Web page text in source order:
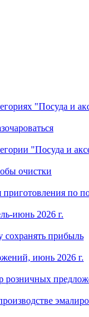
"Посуда и
"Посуда и
очистки
по
июнь 2026 г.
сохранять прибыль
июнь 2026 г.
розничных